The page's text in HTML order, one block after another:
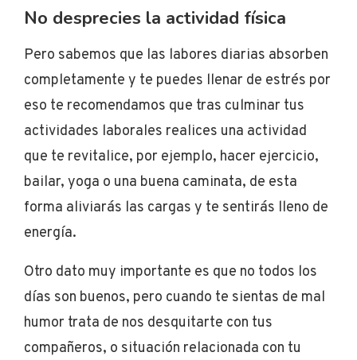
No desprecies la actividad física
Pero sabemos que las labores diarias absorben
completamente y te puedes llenar de estrés por
eso te recomendamos que tras culminar tus
actividades laborales realices una actividad
que te revitalice, por ejemplo, hacer ejercicio,
bailar, yoga o una buena caminata, de esta
forma aliviarás las cargas y te sentirás lleno de
energía.
Otro dato muy importante es que no todos los
días son buenos, pero cuando te sientas de mal
humor trata de nos desquitarte con tus
compañeros, o situación relacionada con tu